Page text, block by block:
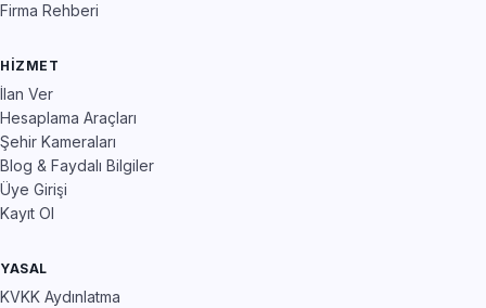
Firma Rehberi
HIZMET
İlan Ver
Hesaplama Araçları
Şehir Kameraları
Blog & Faydalı Bilgiler
Üye Girişi
Kayıt Ol
YASAL
KVKK Aydınlatma